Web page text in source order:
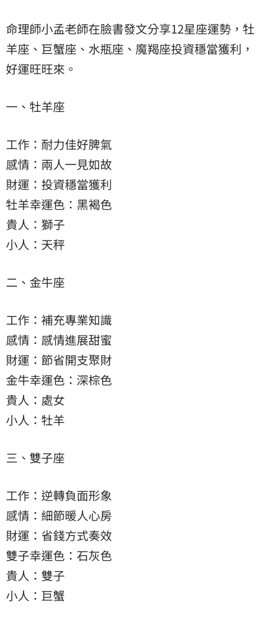
命理師小孟老師在臉書發文分享12星座運勢，牡
羊座、巨蟹座、水瓶座、魔羯座投資穩當獲利，
好運旺旺來。
一、牡羊座
工作：耐力佳好脾氣
感情：兩人一見如故
財運：投資穩當獲利
牡羊幸運色：黑褐色
貴人：獅子
小人：天秤
二、金牛座
工作：補充專業知識
感情：感情進展甜蜜
財運：節省開支聚財
金牛幸運色：深棕色
貴人：處女
小人：牡羊
三、雙子座
工作：逆轉負面形象
感情：細節暖人心房
財運：省錢方式奏效
雙子幸運色：石灰色
貴人：雙子
小人：巨蟹